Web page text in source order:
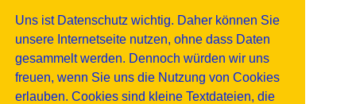
Uns ist Datenschutz wichtig. Daher können Sie
unsere Internetseite nutzen, ohne dass Daten
gesammelt werden. Dennoch würden wir uns
freuen, wenn Sie uns die Nutzung von Cookies
erlauben. Cookies sind kleine Textdateien, die